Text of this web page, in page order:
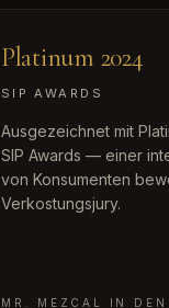
Platinum 2024
SIP AWARDS
Ausgezeichnet mit
SIP Awards — einer
von Konsumenten
Verkostungsjury.
MR. MEZCAL IN DEN